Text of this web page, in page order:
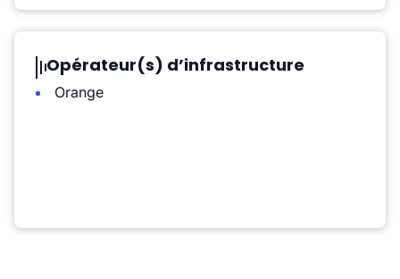
Opérateur(s) d’infrastructure
Orange